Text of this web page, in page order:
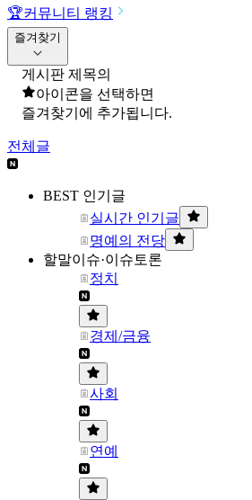
🏆커뮤니티 랭킹
즐겨찾기
게시판 제목의
아이콘을 선택하면
즐겨찾기에 추가됩니다.
전체글
BEST 인기글
실시간 인기글
명예의 전당
할말이슈·이슈토론
정치
경제/금융
사회
연예